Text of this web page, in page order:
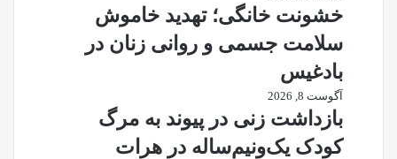
خشونت خانگی؛ تهدید خاموش
سلامت جسمی و روانی زنان در
بادغیس
آگوست 8, 2026
بازداشت زنی در پیوند به مرگ
کودک یک‌ونیم‌ساله در هرات